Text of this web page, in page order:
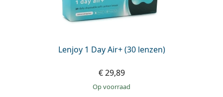
Lenjoy 1 Day Air+ (30 lenzen)
€ 29,89
op voorraad